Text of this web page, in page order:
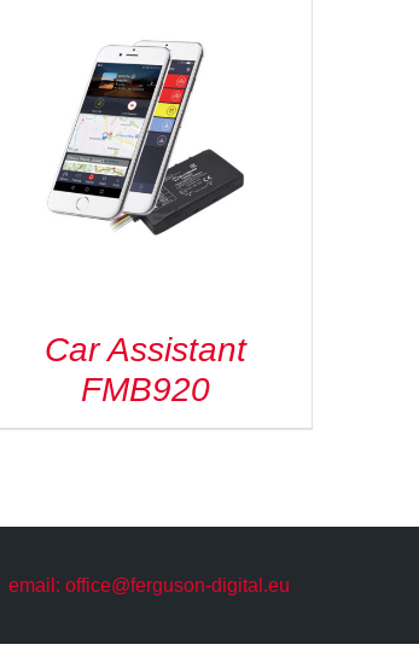
Car Assistant
FMB920
email: office@ferguson-digital.eu